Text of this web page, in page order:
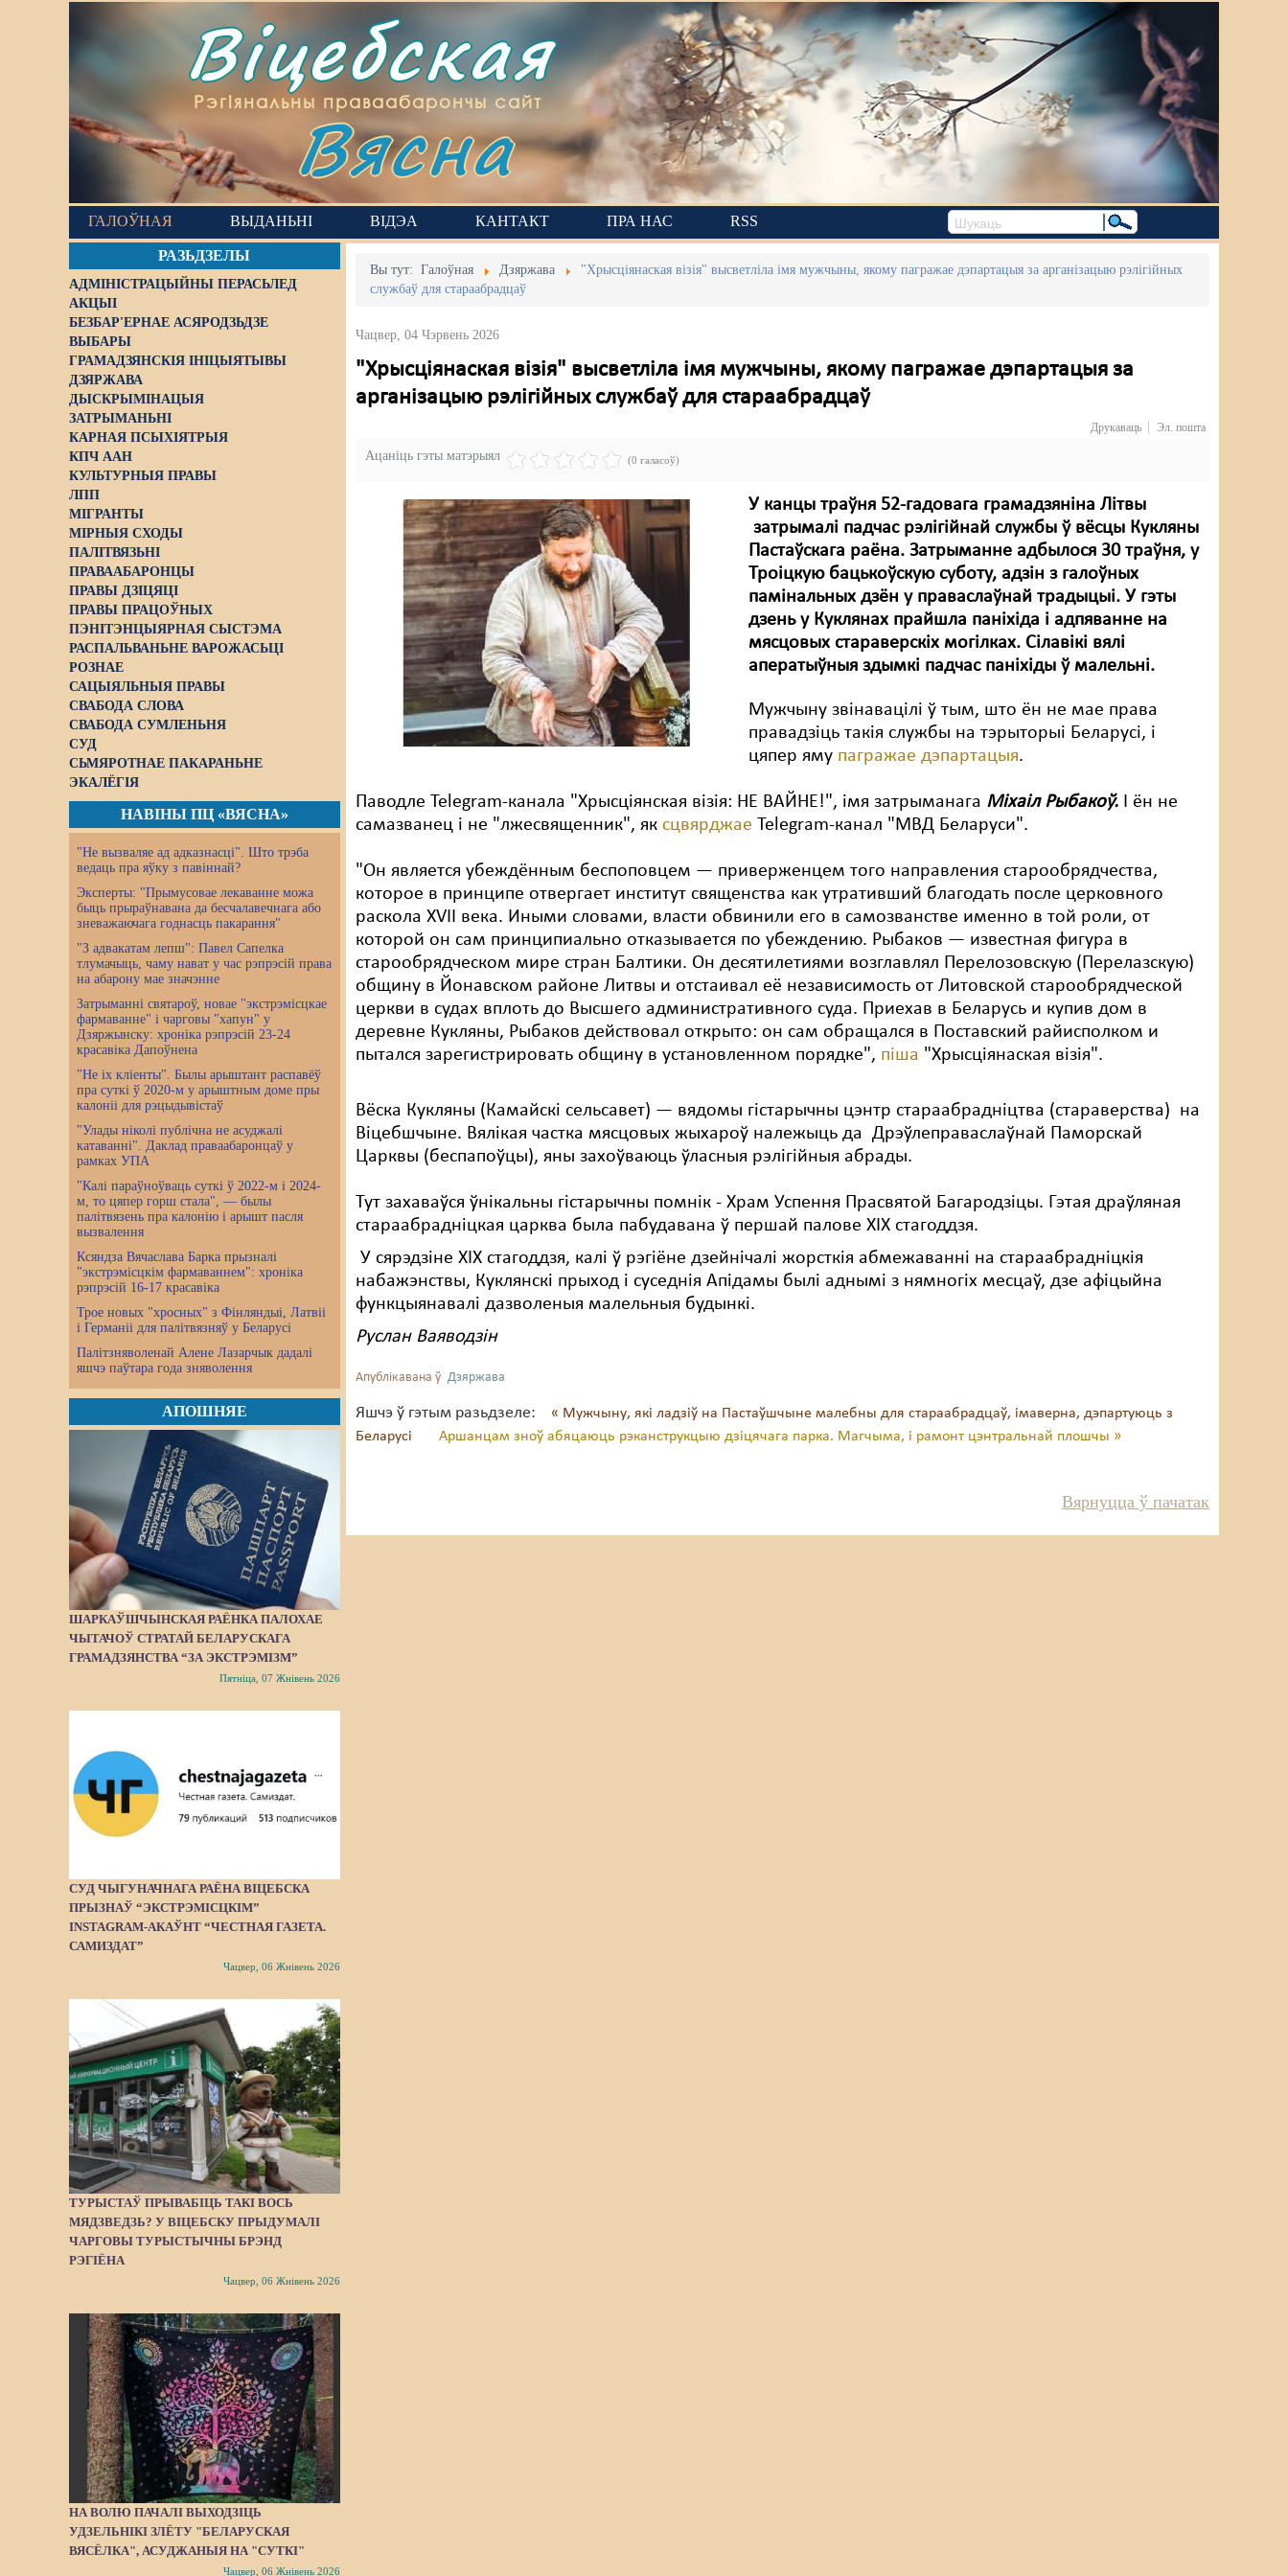
Віцебская
Рэгіянальны праваабарончы сайт
Вясна
ГАЛОЎНАЯ ВЫДАНЬНІ ВІДЭА КАНТАКТ ПРА НАС RSS
РАЗЬДЗЕЛЫ
АДМІНІСТРАЦЫЙНЫ ПЕРАСЬЛЕД
АКЦЫІ
БЕЗБАР'ЕРНАЕ АСЯРОДЗЬДЗЕ
ВЫБАРЫ
ГРАМАДЗЯНСКІЯ ІНІЦЫЯТЫВЫ
ДЗЯРЖАВА
ДЫСКРЫМІНАЦЫЯ
ЗАТРЫМАНЬНІ
КАРНАЯ ПСЫХІЯТРЫЯ
КПЧ ААН
КУЛЬТУРНЫЯ ПРАВЫ
ЛПП
МІГРАНТЫ
МІРНЫЯ СХОДЫ
ПАЛІТВЯЗЬНІ
ПРАВААБАРОНЦЫ
ПРАВЫ ДЗІЦЯЦІ
ПРАВЫ ПРАЦОЎНЫХ
ПЭНІТЭНЦЫЯРНАЯ СЫСТЭМА
РАСПАЛЬВАНЬНЕ ВАРОЖАСЬЦІ
РОЗНАЕ
САЦЫЯЛЬНЫЯ ПРАВЫ
СВАБОДА СЛОВА
СВАБОДА СУМЛЕНЬНЯ
СУД
СЬМЯРОТНАЕ ПАКАРАНЬНЕ
ЭКАЛЁГІЯ
НАВІНЫ ПЦ «ВЯСНА»
"Не вызваляе ад адказнасці". Што трэба
ведаць пра яўку з павіннай?
Эксперты: "Прымусовае лекаванне можа
быць прыраўнавана да бесчалавечнага або
зневажаючага годнасць пакарання"
"З адвакатам лепш": Павел Сапелка
тлумачыць, чаму нават у час рэпрэсій права
на абарону мае значэнне
Затрыманні святароў, новае "экстрэмісцкае
фармаванне" і чарговы "хапун" у
Дзяржынску: хроніка рэпрэсій 23-24
красавіка Дапоўнена
"Не іх кліенты". Былы арыштант распавёў
пра суткі ў 2020-м у арыштным доме пры
калоніі для рэцыдывістаў
"Улады ніколі публічна не асуджалі
катаванні". Даклад праваабаронцаў у
рамках УПА
"Калі параўноўваць суткі ў 2022-м і 2024-
м, то цяпер горш стала", — былы
палітвязень пра калонію і арышт пасля
вызвалення
Ксяндза Вячаслава Барка прызналі
"экстрэмісцкім фармаваннем": хроніка
рэпрэсій 16-17 красавіка
Трое новых "хросных" з Фінляндыі, Латвіі
і Германіі для палітвязняў у Беларусі
Палітзняволенай Алене Лазарчык дадалі
яшчэ паўтара года зняволення
АПОШНЯЕ
ШАРКАЎШЧЫНСКАЯ РАЁНКА ПАЛОХАЕ
ЧЫТАЧОЎ СТРАТАЙ БЕЛАРУСКАГА
ГРАМАДЗЯНСТВА “ЗА ЭКСТРЭМІЗМ”
Пятніца, 07 Жнівень 2026
СУД ЧЫГУНАЧНАГА РАЁНА ВІЦЕБСКА
ПРЫЗНАЎ “ЭКСТРЭМІСЦКІМ”
INSTAGRAM-АКАЎНТ “ЧЕСТНАЯ ГАЗЕТА.
САМИЗДАТ”
Чацвер, 06 Жнівень 2026
ТУРЫСТАЎ ПРЫВАБІЦЬ ТАКІ ВОСЬ
МЯДЗВЕДЗЬ? У ВІЦЕБСКУ ПРЫДУМАЛІ
ЧАРГОВЫ ТУРЫСТЫЧНЫ БРЭНД
РЭГІЁНА
Чацвер, 06 Жнівень 2026
НА ВОЛЮ ПАЧАЛІ ВЫХОДЗІЦЬ
УДЗЕЛЬНІКІ ЗЛЁТУ "БЕЛАРУСКАЯ
ВЯСЁЛКА", АСУДЖАНЫЯ НА "СУТКІ"
Чацвер, 06 Жнівень 2026
Вы тут:Галоўная Дзяржава
"Хрысціянаская візія" высветліла імя мужчыны, якому пагражае дэпартацыя за арганізацыю рэлігійных
службаў для стараабрадцаў
Чацвер, 04 Чэрвень 2026
"Хрысціянаская візія" высветліла імя мужчыны, якому пагражае дэпартацыя за
арганізацыю рэлігійных службаў для стараабрадцаў
Друкаваць Эл. пошта
Ацаніць гэты матэрыял (0 галасоў)
У канцы траўня 52-гадовага грамадзяніна Літвы
затрымалі падчас рэлігійнай службы ў вёсцы Кукляны
Пастаўскага раёна. Затрыманне адбылося 30 траўня, у
Троіцкую бацькоўскую суботу, адзін з галоўных
памінальных дзён у праваслаўнай традыцыі. У гэты
дзень у Куклянах прайшла паніхіда і адпяванне на
мясцовых стараверскіх могілках. Сілавікі вялі
аператыўныя здымкі падчас паніхіды ў малельні.
Мужчыну звінавацілі ў тым, што ён не мае права
правадзіць такія службы на тэрыторыі Беларусі, і
цяпер яму пагражае дэпартацыя.
Паводле Telegram-канала "Хрысціянская візія: НЕ ВАЙНЕ!", імя затрыманага Міхаіл Рыбакоў. І ён не
самазванец і не "лжесвященник", яксцвярджае Telegram-канал "МВД Беларуси".
"Он является убеждённым беспоповцем — приверженцем того направления старообрядчества,
которое в принципе отвергает институт священства как утративший благодать после церковного
раскола XVII века. Иными словами, власти обвинили его в самозванстве именно в той роли, от
которой он сам принципиально отказывается по убеждению. Рыбаков — известная фигура в
старообрядческом мире стран Балтики. Он десятилетиями возглавлял Перелозовскую (Перелазскую)
общину в Йонавском районе Литвы и отстаивал её независимость от Литовской старообрядческой
церкви в судах вплоть до Высшего административного суда. Приехав в Беларусь и купив дом в
деревне Кукляны, Рыбаков действовал открыто: он сам обращался в Поставский райисполком и
пытался зарегистрировать общину в установленном порядке", піша "Хрысціянаская візія".
Вёска Кукляны (Камайскі сельсавет) — вядомы гістарычны цэнтр стараабрадніцтва (стараверства) на
Віцебшчыне. Вялікая частка мясцовых жыхароў належыць да Дрэўлеправаслаўнай Паморскай
Царквы (беспапоўцы), яны захоўваюць ўласныя рэлігійныя абрады.
Тут захаваўся ўнікальны гістарычны помнік - Храм Успення Прасвятой Багародзіцы. Гэтая драўляная
стараабрадніцкая царква была пабудавана ў першай палове XIX стагоддзя.
У сярэдзіне XIX стагоддзя, калі ў рэгіёне дзейнічалі жорсткія абмежаванні на стараабрадніцкія
набажэнствы, Куклянскі прыход і суседнія Апідамы былі аднымі з нямногіх месцаў, дзе афіцыйна
функцыянавалі дазволеныя малельныя будынкі.
Руслан Ваяводзін
Апублікавана ў Дзяржава
Яшчэ ў гэтым разьдзеле:
« Мужчыну, які ладзіў на Пастаўшчыне малебны для стараабрадцаў, імаверна, дэпартуюць з
Беларусі
Аршанцам зноў абяцаюць рэканструкцыю дзіцячага парка. Магчыма, і рамонт цэнтральнай плошчы »
Вярнуцца ў пачатак